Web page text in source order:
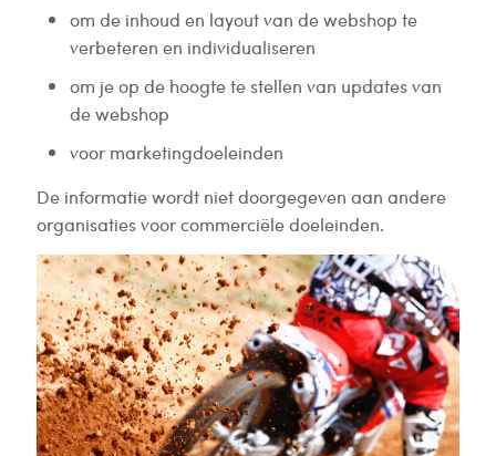
om de inhoud en layout van de webshop te
verbeteren en individualiseren
om je op de hoogte te stellen van updates van
de webshop
voor marketingdoeleinden
De informatie wordt niet doorgegeven aan andere
organisaties voor commerciële doeleinden.